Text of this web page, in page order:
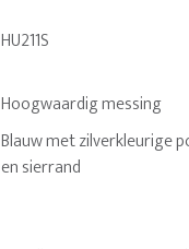
HU211S
Hoogwaardig messing
Blauw met zilverkleurige
en sierrand